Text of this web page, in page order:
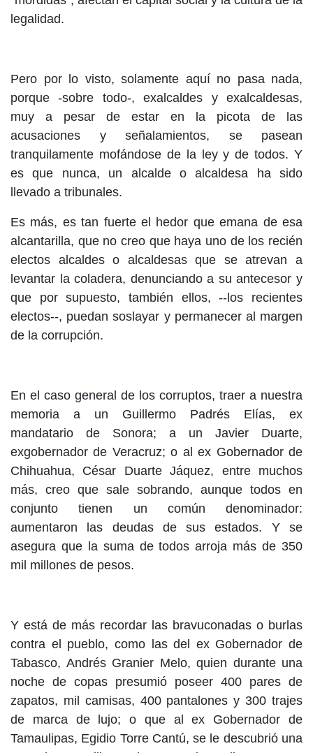
legalidad.
Pero por lo visto, solamente aquí no pasa nada,
porque -sobre todo-, exalcaldes y exalcaldesas,
muy a pesar de estar en la picota de las
acusaciones y señalamientos, se pasean
tranquilamente mofándose de la ley y de todos. Y
es que nunca, un alcalde o alcaldesa ha sido
llevado a tribunales.
Es más, es tan fuerte el hedor que emana de esa
alcantarilla, que no creo que haya uno de los recién
electos alcaldes o alcaldesas que se atrevan a
levantar la coladera, denunciando a su antecesor y
que por supuesto, también ellos, --los recientes
electos--, puedan soslayar y permanecer al margen
de la corrupción.
En el caso general de los corruptos, traer a nuestra
memoria a un Guillermo Padrés Elías, ex
mandatario de Sonora; a un Javier Duarte,
exgobernador de Veracruz; o al ex Gobernador de
Chihuahua, César Duarte Jáquez, entre muchos
más, creo que sale sobrando, aunque todos en
conjunto tienen un común denominador:
aumentaron las deudas de sus estados. Y se
asegura que la suma de todos arroja más de 350
mil millones de pesos.
Y está de más recordar las bravuconadas o burlas
contra el pueblo, como las del ex Gobernador de
Tabasco, Andrés Granier Melo, quien durante una
noche de copas presumió poseer 400 pares de
zapatos, mil camisas, 400 pantalones y 300 trajes
de marca de lujo; o que al ex Gobernador de
Tamaulipas, Egidio Torre Cantú, se le descubrió una